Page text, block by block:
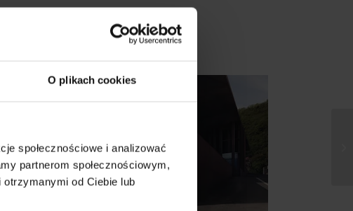
O plikach cookies
społecznościowe i analizować
partnerom społecznościowym,
od Ciebie lub